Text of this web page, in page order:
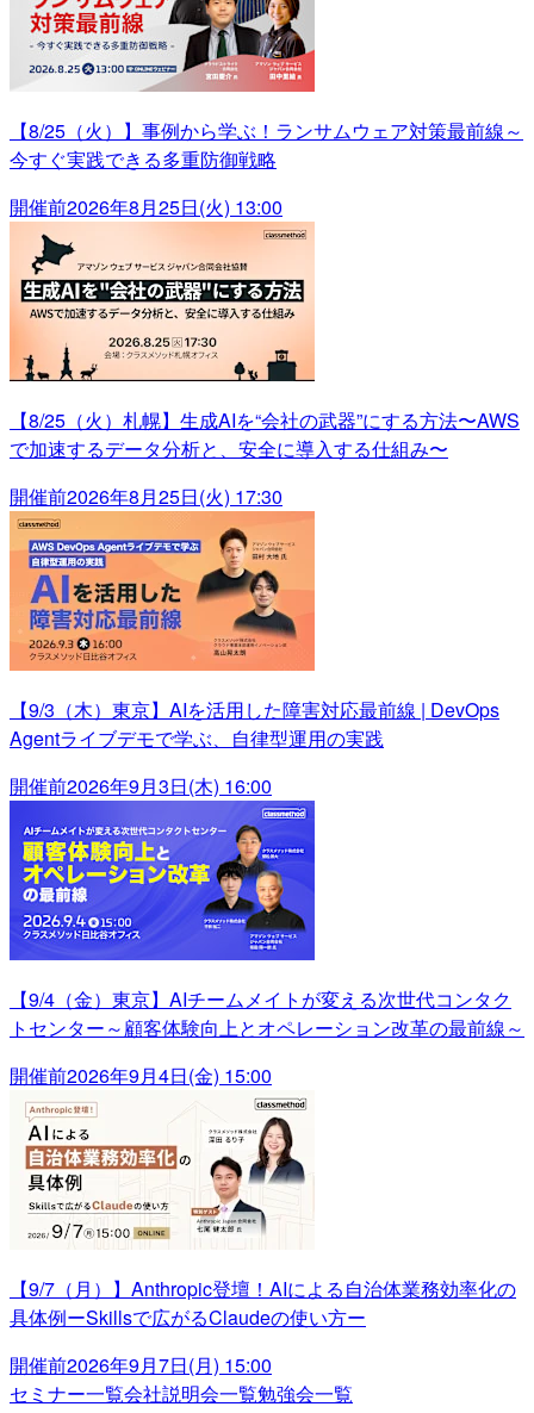
【8/25（火）】事例から学ぶ！ランサムウェア対策最前線～
今すぐ実践できる多重防御戦略
開催前2026年8月25日(火) 13:00
【8/25（火）札幌】生成AIを“会社の武器”にする方法〜AWS
で加速するデータ分析と、安全に導入する仕組み〜
開催前2026年8月25日(火) 17:30
【9/3（木）東京】AIを活用した障害対応最前線 | DevOps
Agentライブデモで学ぶ、自律型運用の実践
開催前2026年9月3日(木) 16:00
【9/4（金）東京】AIチームメイトが変える次世代コンタク
トセンター～顧客体験向上とオペレーション改革の最前線～
開催前2026年9月4日(金) 15:00
【9/7（月）】Anthropic登壇！AIによる自治体業務効率化の
具体例ーSkillsで広がるClaudeの使い方ー
開催前2026年9月7日(月) 15:00
セミナー一覧会社説明会一覧勉強会一覧